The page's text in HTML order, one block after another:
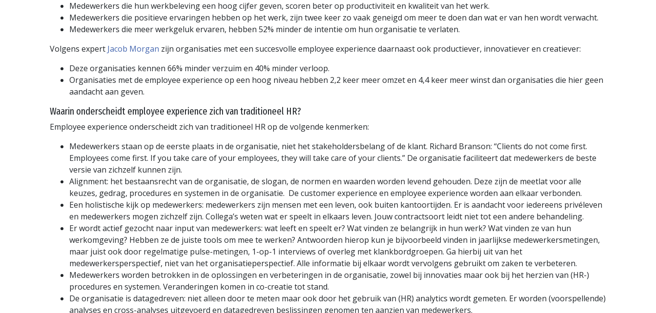
Medewerkers die hun werkbeleving een hoog cijfer geven, scoren beter op productiviteit en kwaliteit van het werk.
Medewerkers die positieve ervaringen hebben op het werk, zijn twee keer zo vaak geneigd om meer te doen dan wat er van hen wordt verwacht.
Medewerkers die meer werkgeluk ervaren, hebben 52% minder de intentie om hun organisatie te verlaten.
Volgens expert Jacob Morgan zijn organisaties met een succesvolle employee experience daarnaast ook productiever, innovatiever en creatiever:
Deze organisaties kennen 66% minder verzuim en 40% minder verloop.
Organisaties met de employee experience op een hoog niveau hebben 2,2 keer meer omzet en 4,4 keer meer winst dan organisaties die hier geen
aandacht aan geven.
Waarin onderscheidt employee experience zich van traditioneel HR?
Employee experience onderscheidt zich van traditioneel HR op de volgende kenmerken:
Medewerkers staan op de eerste plaats in de organisatie, niet het stakeholdersbelang of de klant. Richard Branson: “Clients do not come first.
Employees come first. If you take care of your employees, they will take care of your clients.” De organisatie faciliteert dat medewerkers de beste
versie van zichzelf kunnen zijn.
Alignment: het bestaansrecht van de organisatie, de slogan, de normen en waarden worden levend gehouden. Deze zijn de meetlat voor alle
keuzes, gedrag, procedures en systemen in de organisatie. De customer experience en employee experience worden aan elkaar verbonden.
Een holistische kijk op medewerkers: medewerkers zijn mensen met een leven, ook buiten kantoortijden. Er is aandacht voor iedereens privéleven
en medewerkers mogen zichzelf zijn. Collega’s weten wat er speelt in elkaars leven. Jouw contractsoort leidt niet tot een andere behandeling.
Er wordt actief gezocht naar input van medewerkers: wat leeft en speelt er? Wat vinden ze belangrijk in hun werk? Wat vinden ze van hun
werkomgeving? Hebben ze de juiste tools om mee te werken? Antwoorden hierop kun je bijvoorbeeld vinden in jaarlijkse medewerkersmetingen,
maar juist ook door regelmatige pulse-metingen, 1-op-1 interviews of overleg met klankbordgroepen. Ga hierbij uit van het
medewerkersperspectief, niet van het organisatieperspectief. Alle informatie bij elkaar wordt vervolgens gebruikt om zaken te verbeteren.
Medewerkers worden betrokken in de oplossingen en verbeteringen in de organisatie, zowel bij innovaties maar ook bij het herzien van (HR-)
procedures en systemen. Veranderingen komen in co-creatie tot stand.
De organisatie is datagedreven: niet alleen door te meten maar ook door het gebruik van (HR) analytics wordt gemeten. Er worden (voorspellende)
analyses en cross-analyses uitgevoerd en datagedreven beslissingen genomen ten aanzien van medewerkers.